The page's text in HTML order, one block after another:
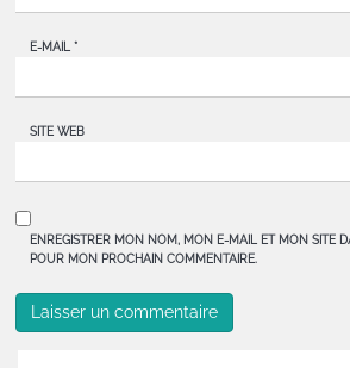
E-MAIL *
SITE WEB
ENREGISTRER MON NOM, MON E-MAIL ET MON SITE
POUR MON PROCHAIN COMMENTAIRE.